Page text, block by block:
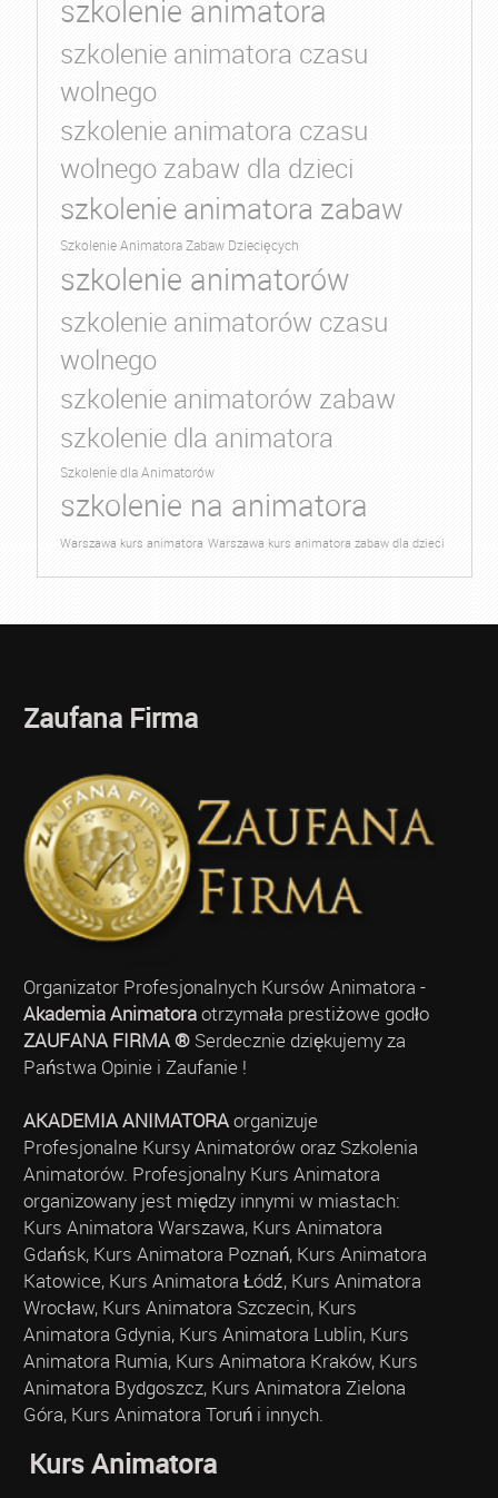
szkolenie animatora
szkolenie animatora czasu
wolnego
szkolenie animatora czasu
wolnego zabaw dla dzieci
szkolenie animatora zabaw
Szkolenie Animatora Zabaw Dziecięcych
szkolenie animatorów
szkolenie animatorów czasu
wolnego
szkolenie animatorów zabaw
szkolenie dla animatora
Szkolenie dla Animatorów
szkolenie na animatora
Warszawa kurs animatora Warszawa kurs animatora zabaw dla dzieci
Zaufana Firma
Organizator Profesjonalnych Kursów Animatora -
Akademia Animatoraotrzymała prestiżowe godło
ZAUFANA FIRMA ®Serdecznie dziękujemy za
Państwa Opinie i Zaufanie !
AKADEMIA ANIMATORAorganizuje
Profesjonalne Kursy Animatorów oraz Szkolenia
Animatorów. Profesjonalny Kurs Animatora
organizowany jest między innymi w miastach:
Kurs Animatora Warszawa, Kurs Animatora
Gdańsk, Kurs Animatora Poznań, Kurs Animatora
Katowice, Kurs Animatora Łódź, Kurs Animatora
Wrocław, Kurs Animatora Szczecin, Kurs
Animatora Gdynia, Kurs Animatora Lublin, Kurs
Animatora Rumia, Kurs Animatora Kraków, Kurs
Animatora Bydgoszcz, Kurs Animatora Zielona
Góra, Kurs Animatora Toruń i innych.
Kurs Animatora